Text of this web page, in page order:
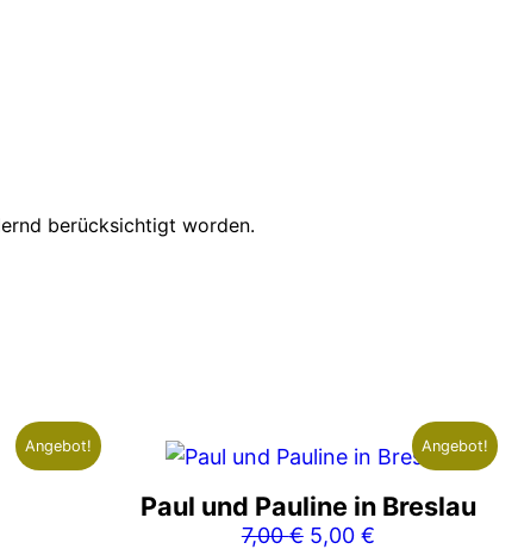
berücksichtigt worden.
Angebot! Angebot!
Paul und Pauline in Breslau
7,00€ Ursprünglicher
5,00 €Aktueller